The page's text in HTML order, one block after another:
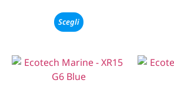
Scegli